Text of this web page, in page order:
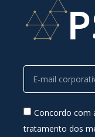
Concordo com
tratamento dos